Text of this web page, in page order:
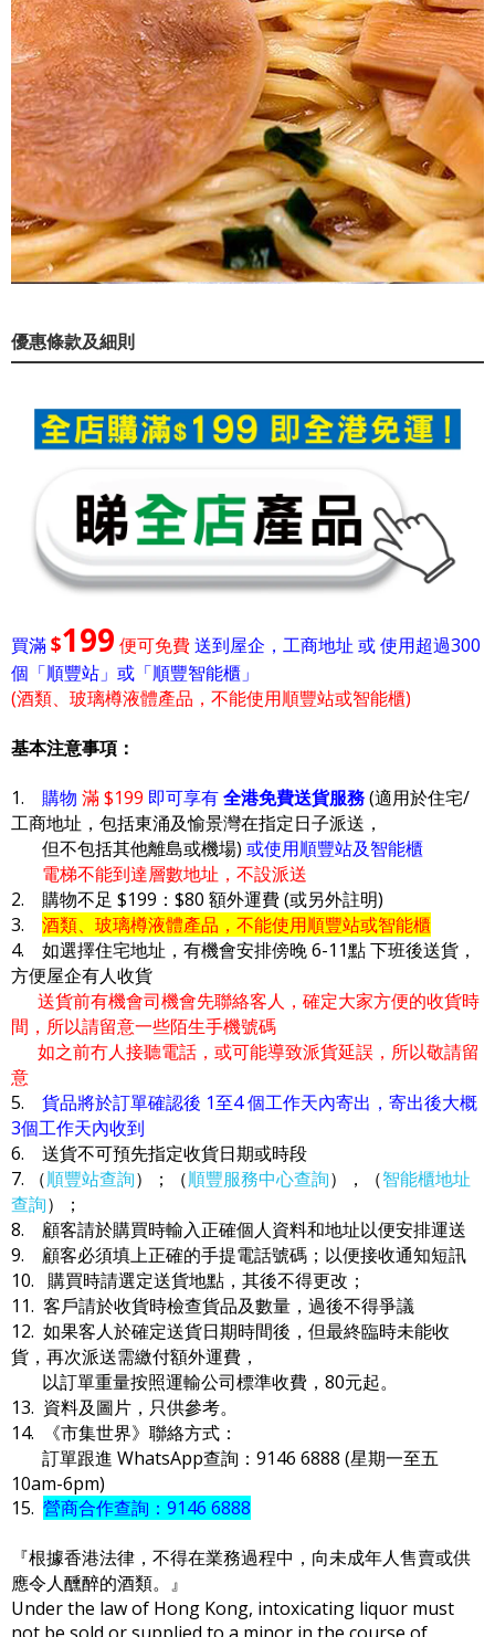
優惠條款及細則
買滿$199 便可免費送到屋企，工商地址 或 使用超過300
個「順豐站」或「順豐智能櫃」
(酒類、玻璃樽液體產品，不能使用順豐站或智能櫃)
基本注意事項：
1. 購物 滿 $199 即可享有全港免費送貨服務(適用於住宅/
工商地址，包括東涌及愉景灣在指定日子派送，
但不包括其他離島或機場) 或使用順豐站及智能櫃
電梯不能到達層數地址，不設派送
2. 購物不足 $199：$80 額外運費 (或另外註明)
3. 酒類、玻璃樽液體產品，不能使用順豐站或智能櫃
4. 如選擇住宅地址，有機會安排傍晚 6-11點 下班後送貨，
方便屋企有人收貨
送貨前有機會司機會先聯絡客人，確定大家方便的收貨時
間，所以請留意一些陌生手機號碼
如之前冇人接聽電話，或可能導致派貨延誤，所以敬請留
意
5. 貨品將於訂單確認後 1至4 個工作天內寄出，寄出後大概
3個工作天內收到
6. 送貨不可預先指定收貨日期或時段
7. （順豐站查詢）；（順豐服務中心查詢），（智能櫃地址
查詢）；
8. 顧客請於購買時輸入正確個人資料和地址以便安排運送
9. 顧客必須填上正確的手提電話號碼；以便接收通知短訊
10. 購買時請選定送貨地點，其後不得更改；
11. 客戶請於收貨時檢查貨品及數量，過後不得爭議
12. 如果客人於確定送貨日期時間後，但最終臨時未能收
貨，再次派送需繳付額外運費，
以訂單重量按照運輸公司標準收費，80元起。
13. 資料及圖片，只供參考。
14. 《市集世界》聯絡方式：
訂單跟進 WhatsApp查詢：9146 6888 (星期一至五
10am-6pm)
15. 營商合作查詢：9146 6888
『根據香港法律，不得在業務過程中，向未成年人售賣或供
應令人醺醉的酒類。』
Under the law of Hong Kong, intoxicating liquor must